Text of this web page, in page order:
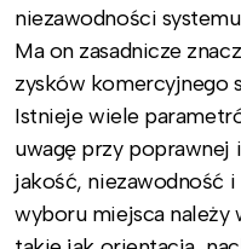
niezawodności
Ma on zasadnicze
zysków komercyjnego
Istnieje wiele
uwagę przy poprawnej
jakość, niezawodność i
wyboru miejsca należy